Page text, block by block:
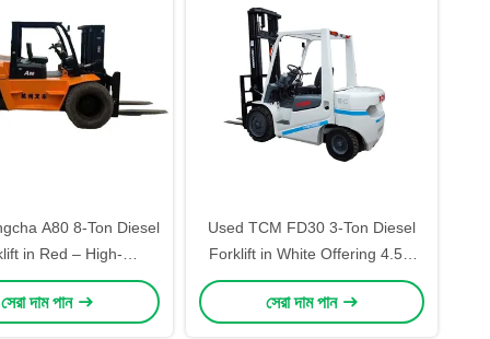
A80 8-Ton Diesel
in Red – High-
Cooling System for
Industrial Use in
সেরা দাম পান
Used TCM FD30 3-Ton Diesel
Forklift in White Offering 4.5m
Lifting with Center Cylinder in
Automotive and Industrial
সেরা দাম পান